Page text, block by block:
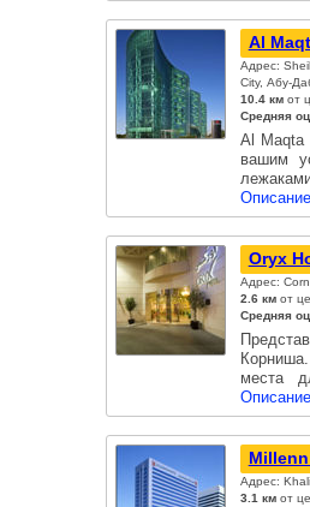
Al
Адрес:
City, Абу-
10.4 кмот
Средняя
Al Maqta
вашим
Oryx
Адрес:
2.6 кмот
Средняя
места
Адрес:
3.1 кмот